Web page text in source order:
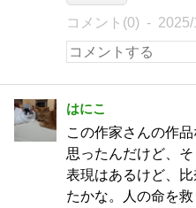
コメント(0)
はにこ
この作家さんの作
思ったんだけど、
表現はあるけど、
たかな。人の命を